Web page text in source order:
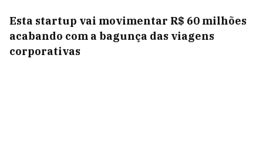
Esta startup vai movimentar R$ 60 milhões
acabando com a bagunça das viagens
corporativas